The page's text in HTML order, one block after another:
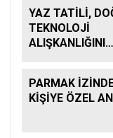
YAZ TATİLİ,
TEKNOLOJİ
ALIŞKANLIĞINI
PARMAK
KİŞİYE ÖZEL